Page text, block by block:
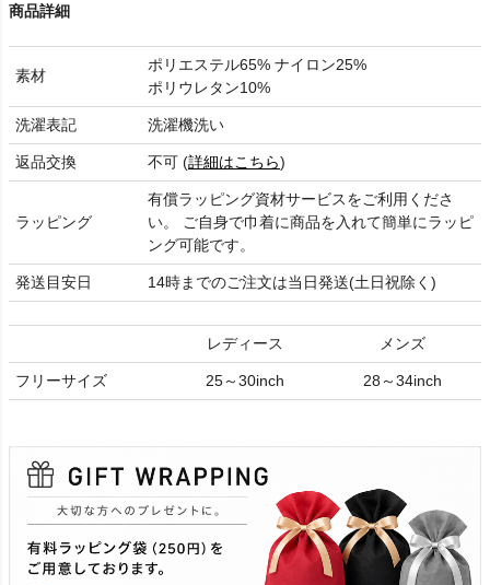
商品詳細
素材
ポリエステル65% ナイロン25%
ポリウレタン10%
洗濯表記 洗濯機洗い
返品交換 不可 (詳細はこちら)
ラッピング
有償ラッピング資材サービスをご利用くださ
い。 ご自身で巾着に商品を入れて簡単にラッピ
ング可能です。
発送目安日 14時までのご注文は当日発送(土日祝除く)
レディース メンズ
フリーサイズ 25～30inch 28～34inch